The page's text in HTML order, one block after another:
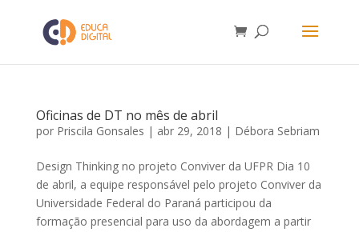
Oficinas de DT no mês de abril
por Priscila Gonsales | abr 29, 2018 | Débora Sebriam
Design Thinking no projeto Conviver da UFPR Dia 10
de abril, a equipe responsável pelo projeto Conviver da
Universidade Federal do Paraná participou da
formação presencial para uso da abordagem a partir